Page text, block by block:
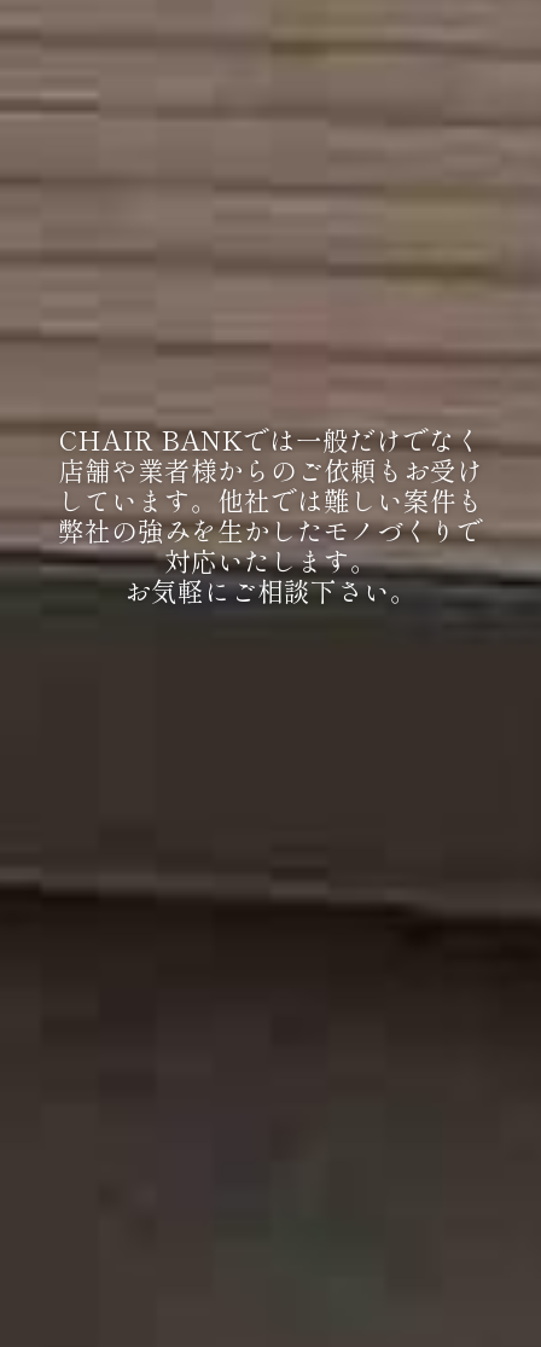
CHAIR BANKでは一般だけでなく
店舗や業者様からのご依頼もお受け
しています。他社では難しい案件も
弊社の強みを生かしたモノづくりで
対応いたします。
お気軽にご相談下さい。